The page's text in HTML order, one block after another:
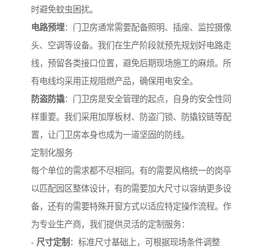
时避免蚊虫困扰。
电路预埋：门卫房通常需要配备照明、插座、监控摄像
头、空调等设备。我们在生产阶段就预先规划好电路走
线，预留各类接口位置，避免后期现场施工的麻烦。所
有电线均采用正规阻燃产品，确保用电安全。
防盗防撬：门卫房是安全管理的起点，自身的安全性同
样重要。我们采用加厚板材、防盗门锁、防撬铰链等配
置，让门卫房本身也成为一道坚固的防线。
定制化服务
每个单位的需求都不尽相同。有的需要风格统一的岗亭
以匹配园区整体设计，有的需要加大尺寸以容纳更多设
备，还有的需要特殊开窗方式以适应特定操作流程。作
为专业生产商，我们提供灵活的定制服务：
- 尺寸定制 ：标准尺寸基础上，可根据现场条件调整